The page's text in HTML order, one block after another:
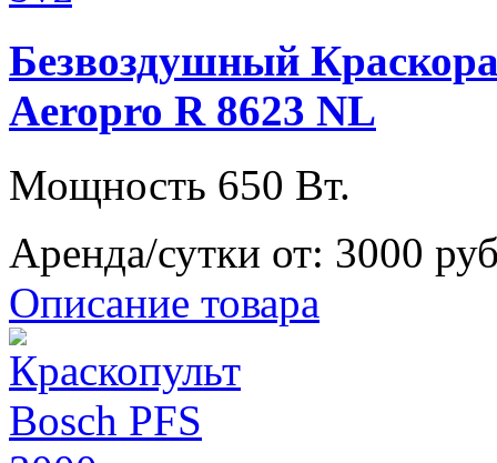
Безвоздушный
Aeropro R 8623 NL
Мощность 650 Вт.
Аренда/сутки от: 3000
Описание товара